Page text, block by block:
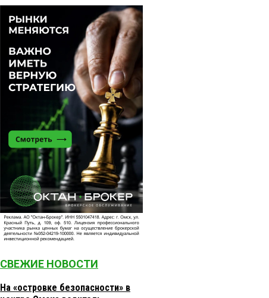
СВЕЖИЕ НОВОСТИ
На «островке безопасности» в